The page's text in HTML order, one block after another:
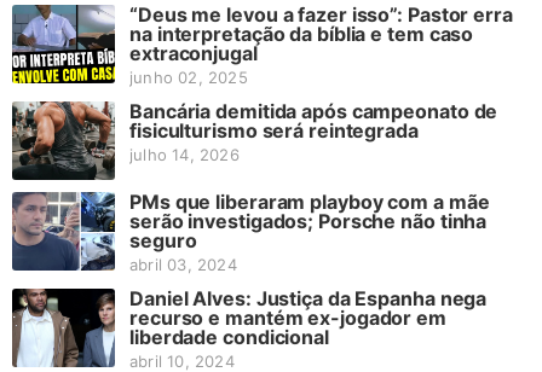
“Deus me levou a fazer isso”: Pastor erra
na interpretação da bíblia e tem caso
extraconjugal
junho 02, 2025
Bancária demitida após campeonato de
fisiculturismo será reintegrada
julho 14, 2026
PMs que liberaram playboy com a mãe
serão investigados; Porsche não tinha
seguro
abril 03, 2024
Daniel Alves: Justiça da Espanha nega
recurso e mantém ex-jogador em
liberdade condicional
abril 10, 2024